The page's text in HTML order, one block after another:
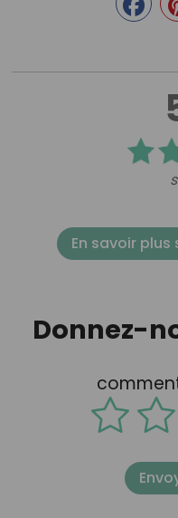
En savoir plus
Donnez-